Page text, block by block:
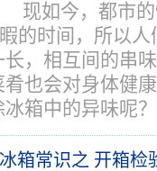
现如今，都市
暇的时间，所以
，相互间的串
也会对身体健
箱中的异味呢？
冰箱常识之 开箱检